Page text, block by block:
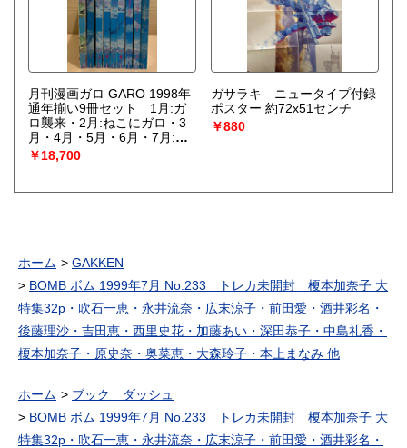
月刊漫画ガロ GARO 1998年
通年揃い9冊セット 1月:ガ
ロ襲来・2月:ねこにガロ・3
月・4月・5月・6月・7月:新
人漫画大特集・8月:四〇〇号
記念 映画「ねじ式」大特
死集」 10月以降休刊 ねこ
よしとお・キクチヒロノリ
他
￥18,700
ガサラキ ニュータイプ付録
ポスター 約72x51センチ
￥880
ホーム
GAKKEN
BOMB ボム 1999年7月 No.233 トレカ未開封 榎本加奈子 大
特集32p・吹石一恵・永井流奈・広末涼子・前田愛・酒井彩名・
後藤理沙・吉田恵・西里史花・加藤あい・深田恭子・中島礼香・
榎本加奈子・原史奈・奥菜恵・大森玲子・本上まなみ 他
ホーム
ブック ダッシュ
BOMB ボム 1999年7月 No.233 トレカ未開封 榎本加奈子 大
特集32p・吹石一恵・永井流奈・広末涼子・前田愛・酒井彩名・